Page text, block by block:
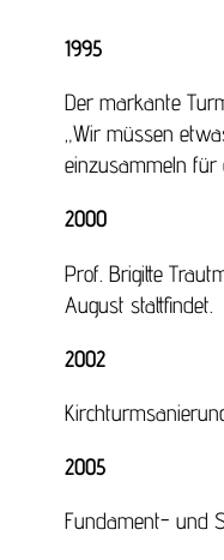
1995
Der markante
„Wir müssen
einzusammeln für
2000
Prof. Brigitte
August stattfindet.
2002
2005
Fundament- und